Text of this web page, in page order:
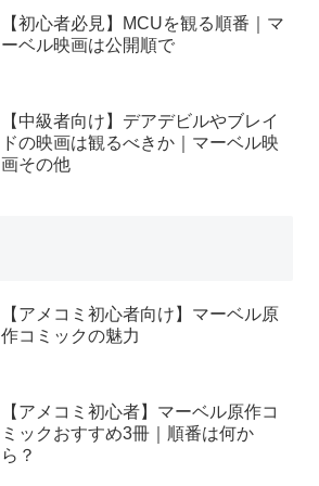
【初心者必見】MCUを観る順番｜マ
ーベル映画は公開順で
【中級者向け】デアデビルやブレイ
ドの映画は観るべきか｜マーベル映
画その他
【アメコミ初心者向け】マーベル原
作コミックの魅力
【アメコミ初心者】マーベル原作コ
ミックおすすめ3冊｜順番は何か
ら？